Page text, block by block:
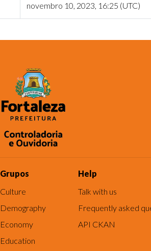
novembro 10, 2023, 16:25 (UTC)
Grupos
Culture
Demography
Economy
Education
Help
Talk with us
Frequently asked
API CKAN